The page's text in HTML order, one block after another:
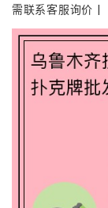
需联系客服询价 |